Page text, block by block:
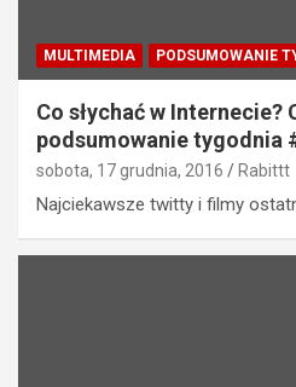
MULTIMEDIA PODSUMOWANIE
Co słychać w Internecie?
podsumowanie tygodnia
sobota, 17 grudnia, 2016 Rabittt
Najciekawsze twitty i filmy